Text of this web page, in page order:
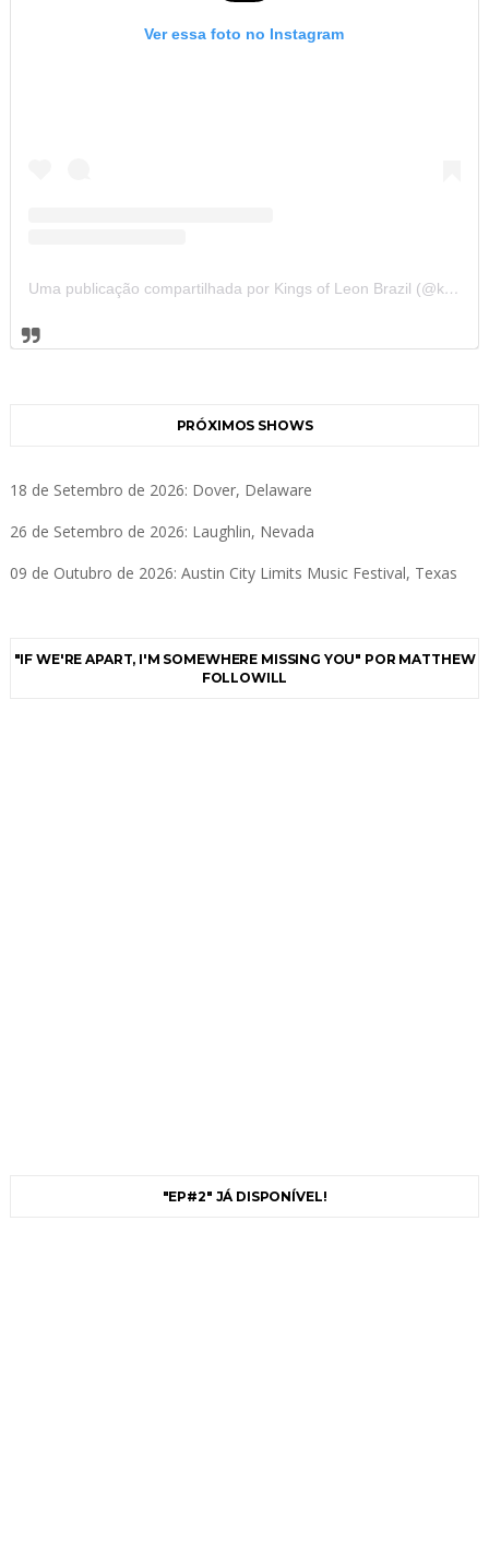
Ver essa foto no Instagram
Uma publicação compartilhada por Kings of Leon Brazil (@kolbrazil)
PRÓXIMOS SHOWS
18 de Setembro de 2026: Dover, Delaware
26 de Setembro de 2026: Laughlin, Nevada
09 de Outubro de 2026: Austin City Limits Music Festival, Texas
"IF WE'RE APART, I'M SOMEWHERE MISSING YOU" POR MATTHEW
FOLLOWILL
"EP#2" JÁ DISPONÍVEL!